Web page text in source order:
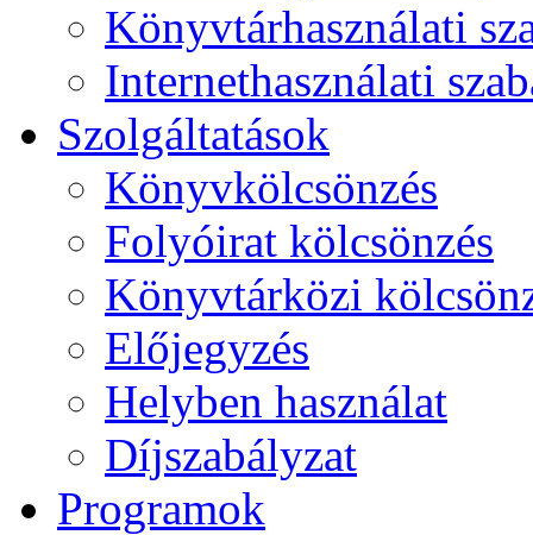
Könyvtárhasználati
Internethasználati
Szolgáltatások
Könyvkölcsönzés
Folyóirat kölcsönzés
Könyvtárközi
Előjegyzés
Helyben használat
Díjszabályzat
Programok